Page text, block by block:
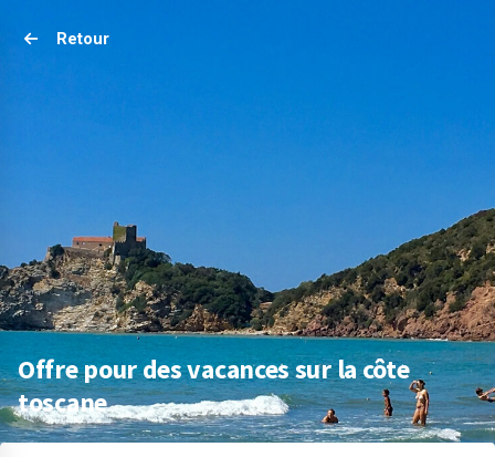
Retour
Offre pour des vacances sur la côte
toscane